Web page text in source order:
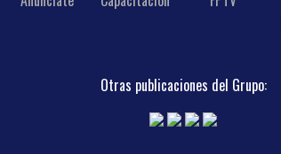
Otras publicaciones del Grupo: